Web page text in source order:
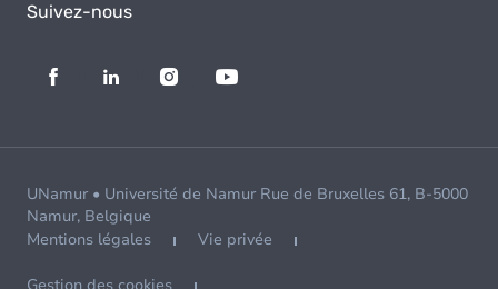
Suivez-nous
UNamur • Université de Namur Rue de Bruxelles 61, B-5000
Namur, Belgique
Mentions légales
Vie privée